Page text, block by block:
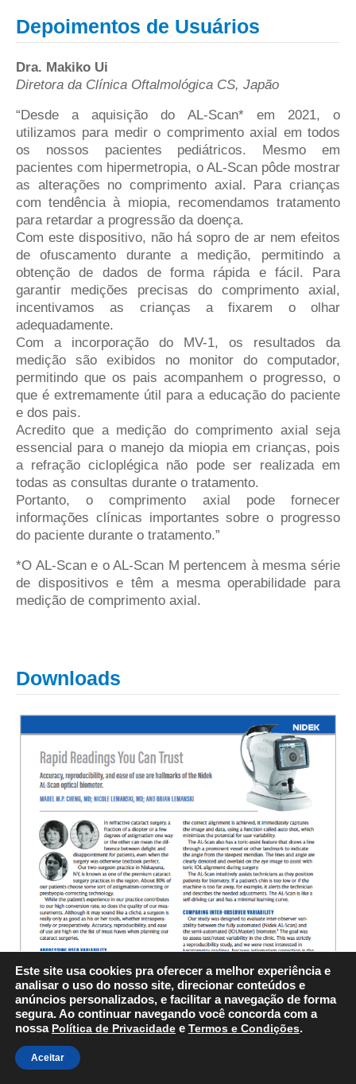
Depoimentos de Usuários
Dra. Makiko Ui
Diretora da Clínica Oftalmológica CS, Japão
“Desde a aquisição do AL-Scan* em 2021, o
utilizamos para medir o comprimento axial em todos
os nossos pacientes pediátricos. Mesmo em
pacientes com hipermetropia, o AL-Scan pôde mostrar
as alterações no comprimento axial. Para crianças
com tendência à miopia, recomendamos tratamento
para retardar a progressão da doença.
Com este dispositivo, não há sopro de ar nem efeitos
de ofuscamento durante a medição, permitindo a
obtenção de dados de forma rápida e fácil. Para
garantir medições precisas do comprimento axial,
incentivamos as crianças a fixarem o olhar
adequadamente.
Com a incorporação do MV-1, os resultados da
medição são exibidos no monitor do computador,
permitindo que os pais acompanhem o progresso, o
que é extremamente útil para a educação do paciente
e dos pais.
Acredito que a medição do comprimento axial seja
essencial para o manejo da miopia em crianças, pois
a refração cicloplégica não pode ser realizada em
todas as consultas durante o tratamento.
Portanto, o comprimento axial pode fornecer
informações clínicas importantes sobre o progresso
do paciente durante o tratamento.”
*O AL-Scan e o AL-Scan M pertencem à mesma série
de dispositivos e têm a mesma operabilidade para
medição de comprimento axial.
Downloads
Este site usa cookies pra oferecer a melhor experiência e
analisar o uso do nosso site, direcionar conteúdos e
anúncios personalizados, e facilitar a navegação de forma
segura. Ao continuar navegando você concorda com a
nossa Política de Privacidade e Termos e Condições.
Aceitar